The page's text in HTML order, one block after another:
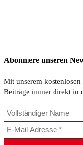
Abonniere unseren
Mit unserem kostenlosen
Beiträge immer direkt in